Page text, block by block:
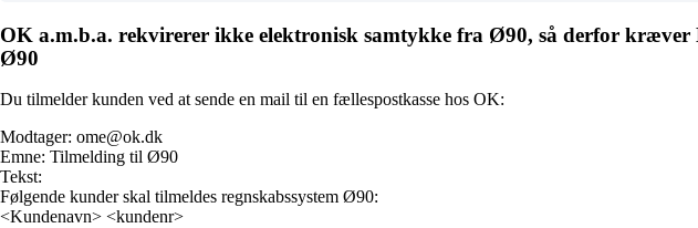
OK a.m.b.a. rekvirerer ikke elektronisk samtykke fra Ø90, så derfor
Ø90
Du tilmelder kunden ved at sende en mail til en fællespostkasse hos OK:
Modtager: ome@ok.dk
Emne: Tilmelding til Ø90
Tekst:
Følgende kunder skal tilmeldes regnskabssystem Ø90:
<Kundenavn> <kundenr>